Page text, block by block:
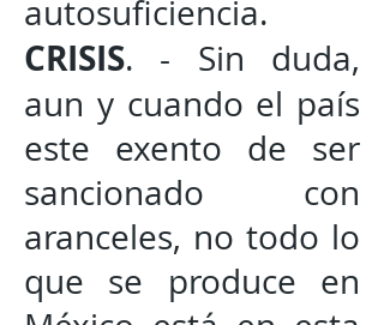
autosuficiencia.
CRISIS. - Sin duda,
aun y cuando el país
este exento de ser
sancionado con
aranceles, no todo lo
que se produce en